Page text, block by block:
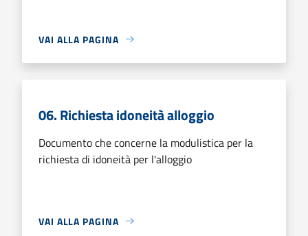
VAI ALLA PAGINA
06. Richiesta idoneità alloggio
Documento che concerne la modulistica per la
richiesta di idoneità per l'alloggio
VAI ALLA PAGINA